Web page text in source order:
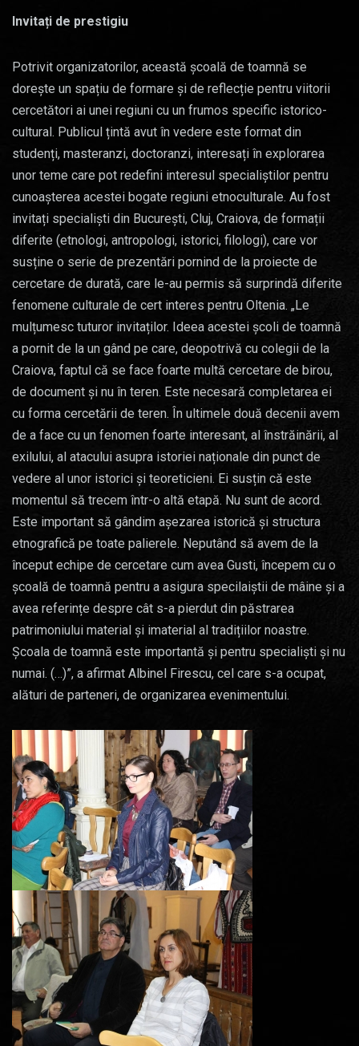
Invitați de prestigiu
Potrivit organizatorilor, această școală de toamnă se
dorește un spațiu de formare și de reflecție pentru viitorii
cercetători ai unei regiuni cu un frumos specific istorico-
cultural. Publicul țintă avut în vedere este format din
studenți, masteranzi, doctoranzi, interesați în explorarea
unor teme care pot redefini interesul specialiștilor pentru
cunoașterea acestei bogate regiuni etnoculturale. Au fost
invitați specialiști din București, Cluj, Craiova, de formații
diferite (etnologi, antropologi, istorici, filologi), care vor
susține o serie de prezentări pornind de la proiecte de
cercetare de durată, care le-au permis să surprindă diferite
fenomene culturale de cert interes pentru Oltenia. „Le
mulțumesc tuturor invitaților. Ideea acestei școli de toamnă
a pornit de la un gând pe care, deopotrivă cu colegii de la
Craiova, faptul că se face foarte multă cercetare de birou,
de document și nu în teren. Este necesară completarea ei
cu forma cercetării de teren. În ultimele două decenii avem
de a face cu un fenomen foarte interesant, al înstrăinării, al
exilului, al atacului asupra istoriei naționale din punct de
vedere al unor istorici și teoreticieni. Ei susțin că este
momentul să trecem într-o altă etapă. Nu sunt de acord.
Este important să gândim așezarea istorică și structura
etnografică pe toate palierele. Neputând să avem de la
început echipe de cercetare cum avea Gusti, începem cu o
școală de toamnă pentru a asigura specilaiștii de mâine și a
avea referințe despre cât s-a pierdut din păstrarea
patrimoniului material și imaterial al tradițiilor noastre.
Școala de toamnă este importantă și pentru specialiști și nu
numai. (…)”, a afirmat Albinel Firescu, cel care s-a ocupat,
alături de parteneri, de organizarea evenimentului.